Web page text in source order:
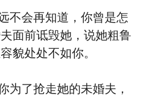
会再知道，你曾是怎
面前诋毁她，说她粗鲁
貌处处不如你。
了抢走她的未婚夫，